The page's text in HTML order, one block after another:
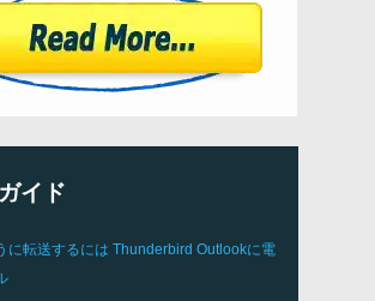
イド
に転送するには Thunderbird Outlookに電